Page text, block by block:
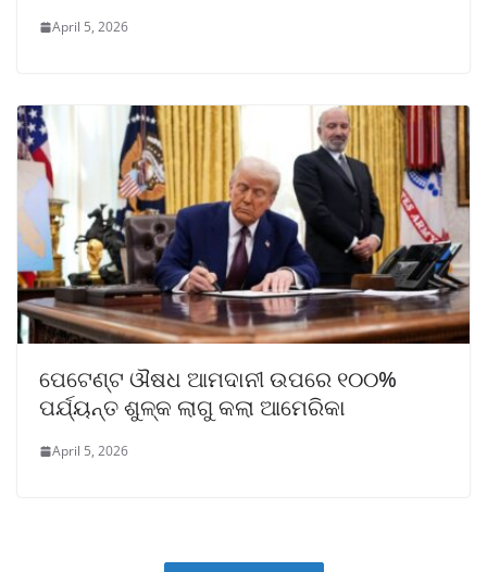
April 5, 2026
ପେଟେଣ୍ଟ ଔଷଧ ଆମଦାନୀ ଉପରେ ୧୦୦%
ପର୍ଯ୍ୟନ୍ତ ଶୁଳ୍କ ଲାଗୁ କଲା ଆମେରିକା
April 5, 2026